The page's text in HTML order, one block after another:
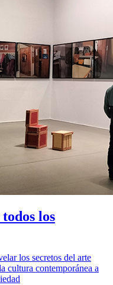
los
los secretos del arte
cultura contemporánea a